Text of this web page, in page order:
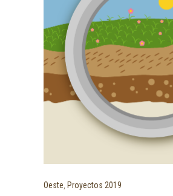
Oeste Proyectos 2019